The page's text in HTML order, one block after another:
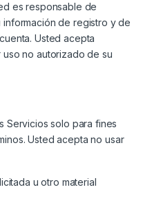
es responsable de
de registro y de
Usted acepta
no autorizado de su
Servicios solo para fines
Usted acepta no usar
u otro material